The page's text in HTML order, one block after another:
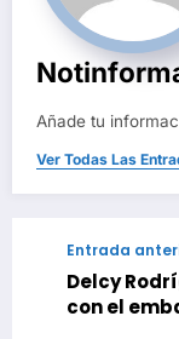
Añade tu
Ver Todas Las
Entrada
Delcy
con el